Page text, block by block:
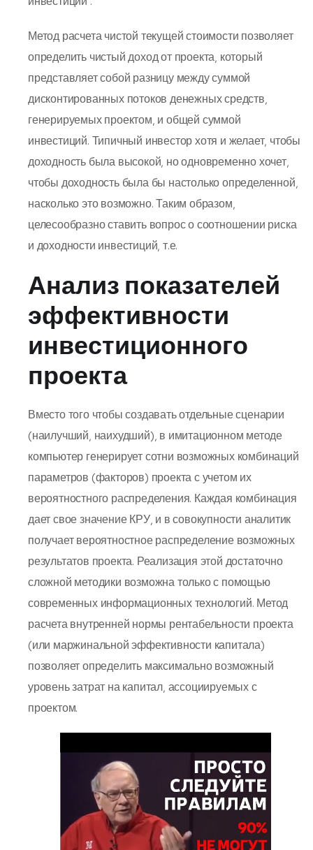
Метод расчета чистой текущей стоимости позволяет
оп­ределить чистый доход от проекта, который
представляет собой разницу между суммой
дисконтированных потоков денежных средств,
генерируемых проектом, и общей суммой
инвестиций. Типичный инвестор хотя и желает, чтобы
доходность была высокой, но одновременно хочет,
чтобы доходность была бы настолько определенной,
насколько это возможно. Таким образом,
целесообразно ставить вопрос о соотношении риска
и доходности инвестиций, т.е.
Анализ показателей
эффективности
инвестиционного
проекта
Вместо того чтобы создавать отдельные сценарии
(наилучший, наихудший), в имитационном методе
компьютер генерирует сотни возможных комбинаций
параметров (факторов) проекта с учетом их
вероятностного распределения. Каждая комбинация
дает свое значение КРУ, и в совокупности аналитик
получает вероятностное распределение возможных
результатов проекта. Реализация этой достаточно
сложной методики возможна только с помощью
современных информационных технологий. Метод
расчета внутренней нормы рентабельности проекта
(или маржинальной эффективности капитала)
позволяет опреде­лить максимально возможный
уровень затрат на капитал, ассо­циируемых с
проектом.